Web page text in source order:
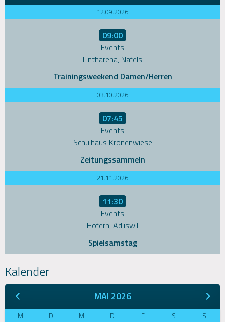
12.09.2026
09:00
Events
Lintharena, Näfels
Trainingsweekend Damen/Herren
03.10.2026
07:45
Events
Schulhaus Kronenwiese
Zeitungssammeln
21.11.2026
11:30
Events
Hofern, Adliswil
Spielsamstag
Kalender
MAI 2026
M D M D F S S